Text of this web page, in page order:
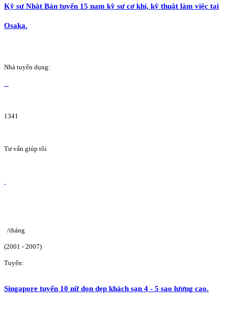
Kỹ sư Nhật Bản tuyển 15 nam kỹ sư cơ khí, kỹ thuật làm việc tại
Osaka.
Nhà tuyển dụng:
1341
Tư vấn giúp tôi
/tháng
(2001 - 2007)
Tuyển:
Singapore tuyển 10 nữ dọn dẹp khách sạn 4 - 5 sao lương cao.